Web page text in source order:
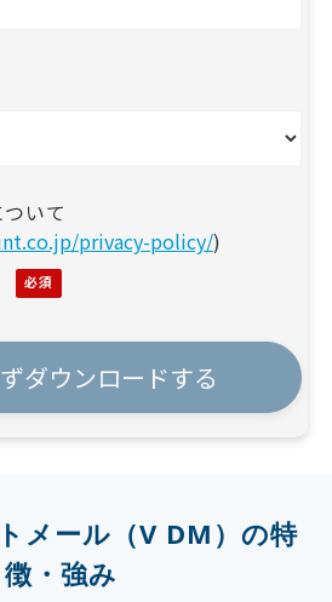
いて
privacy-policy/)
メール（V DM）の特
徴・強み